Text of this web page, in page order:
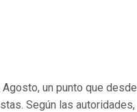
un punto que desde
Según las autoridades,